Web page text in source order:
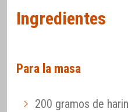
Ingredientes
Para la masa
200 gramos de